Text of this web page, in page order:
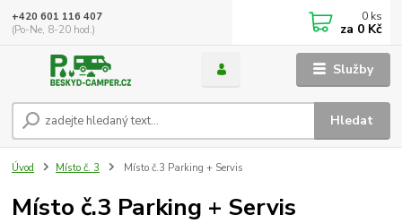
Služby
Hledat
+420 601 116 407
(Po-Ne, 8-20 hod.)
0 ks
za 0 Kč
Úvod Místo č. 3 Místo č.3 Parking + Servis
Místo č.3 Parking + Servis